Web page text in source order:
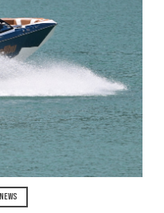
NEWS